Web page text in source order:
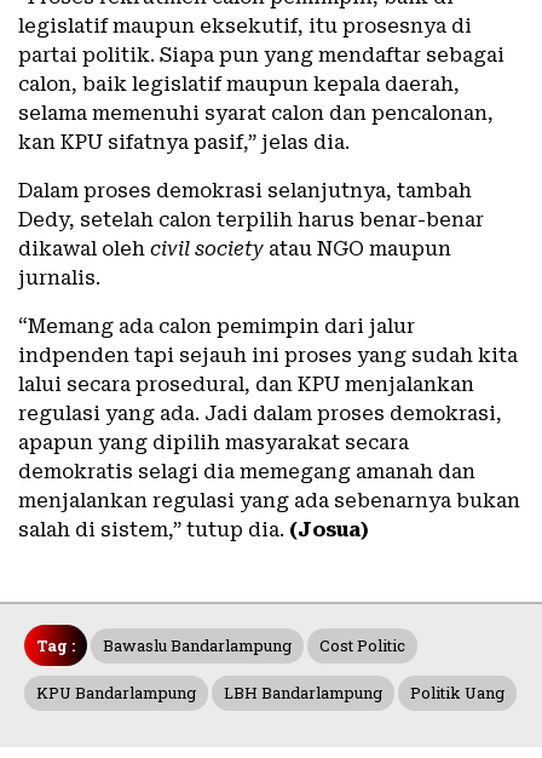
legislatif maupun eksekutif, itu prosesnya di
partai politik. Siapa pun yang mendaftar sebagai
calon, baik legislatif maupun kepala daerah,
selama memenuhi syarat calon dan pencalonan,
kan KPU sifatnya pasif,” jelas dia.
Dalam proses demokrasi selanjutnya, tambah
Dedy, setelah calon terpilih harus benar-benar
dikawal oleh civil society atau NGO maupun
jurnalis.
“Memang ada calon pemimpin dari jalur
indpenden tapi sejauh ini proses yang sudah kita
lalui secara prosedural, dan KPU menjalankan
regulasi yang ada. Jadi dalam proses demokrasi,
apapun yang dipilih masyarakat secara
demokratis selagi dia memegang amanah dan
menjalankan regulasi yang ada sebenarnya bukan
salah di sistem,” tutup dia. (Josua)
Tag : Bawaslu Bandarlampung Cost Politic
KPU Bandarlampung LBH Bandarlampung Politik Uang